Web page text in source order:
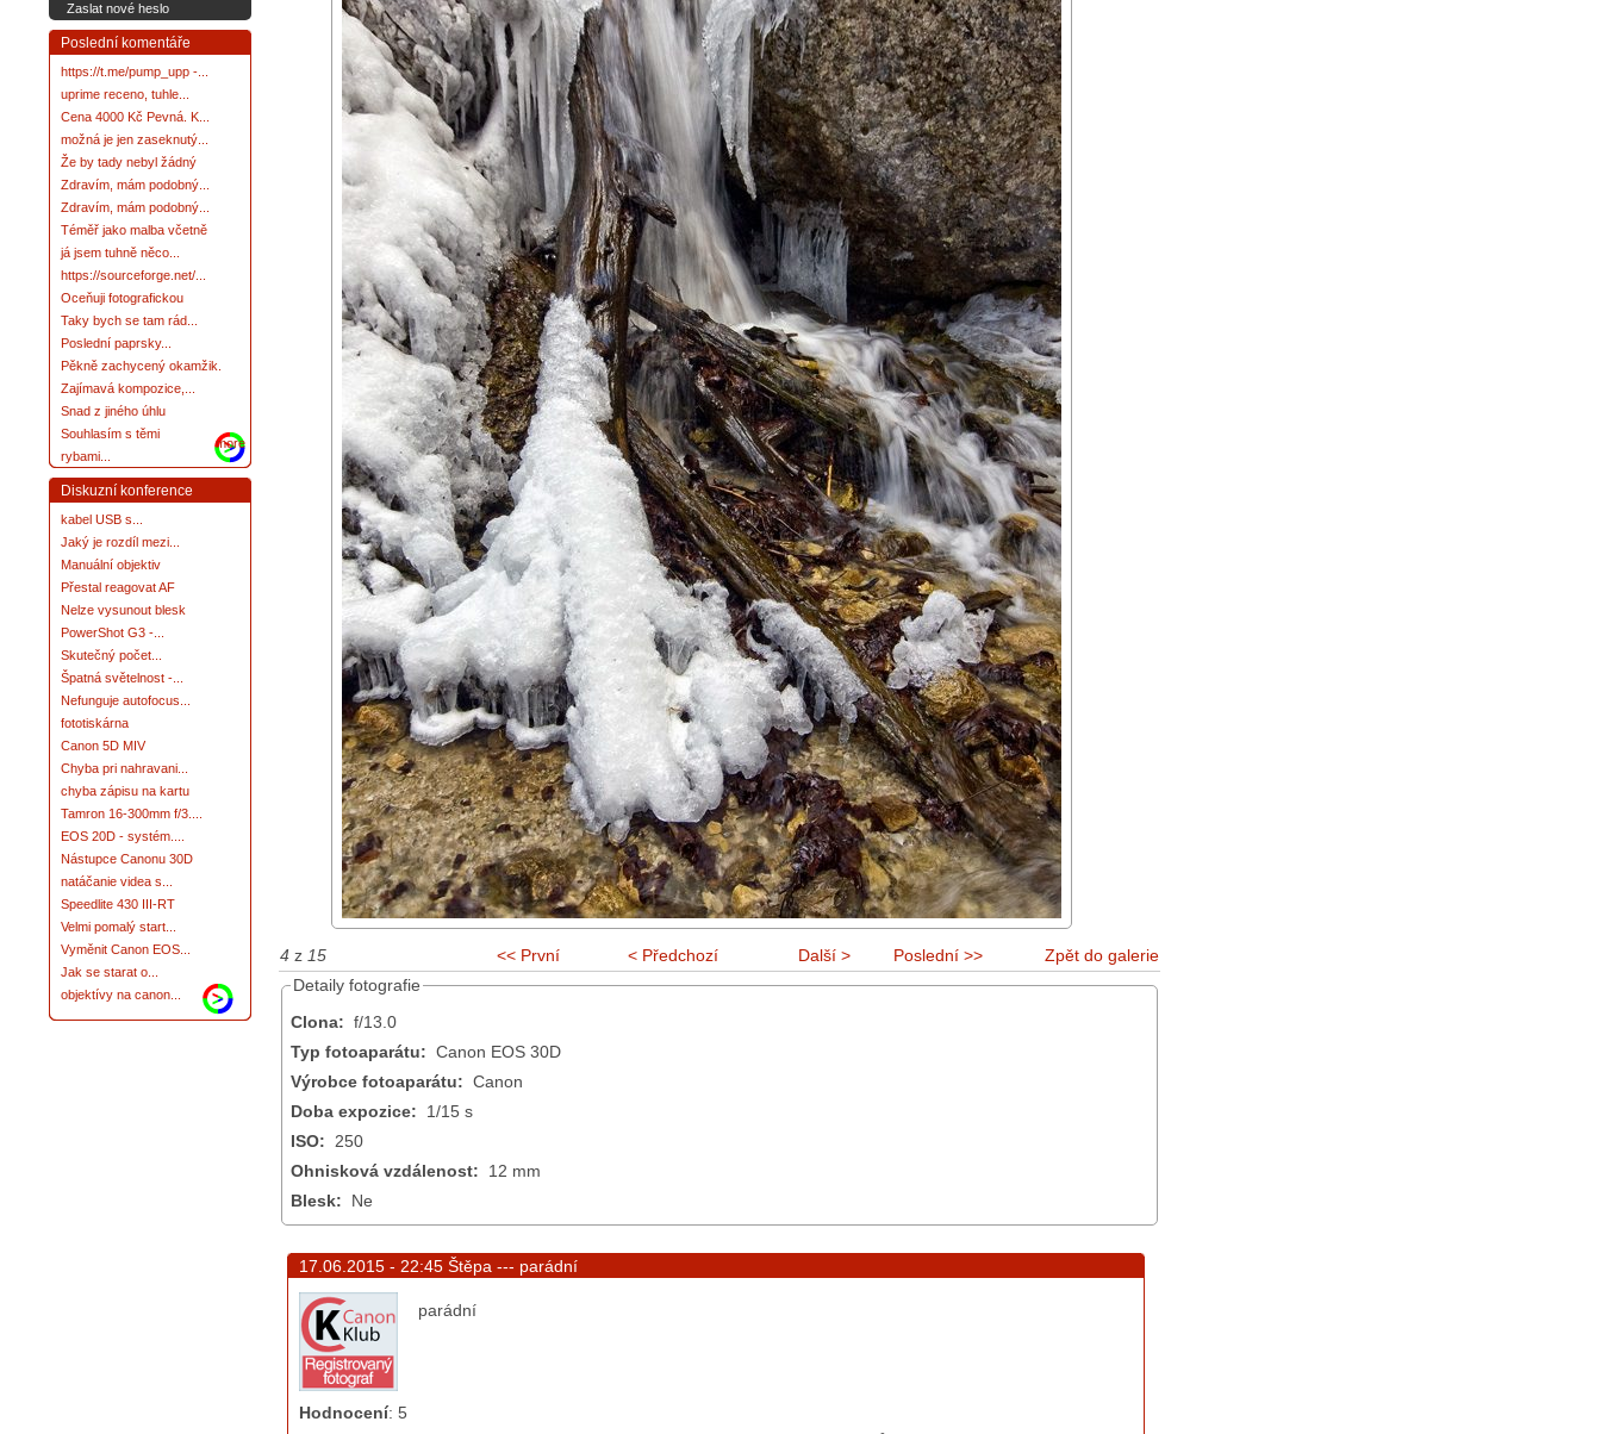
Zaslat nové heslo
Poslední komentáře
https://t.me/pump_upp -...
uprime receno, tuhle...
Cena 4000 Kč Pevná. K...
možná je jen zaseknutý...
Že by tady nebyl žádný
Zdravím, mám podobný...
Zdravím, mám podobný...
Téměř jako malba včetně
já jsem tuhně něco...
https://sourceforge.net/...
Oceňuji fotografickou
Taky bych se tam rád...
Poslední paprsky...
Pěkně zachycený okamžik.
Zajímavá kompozice,...
Snad z jiného úhlu
Souhlasím s těmi
rybami...
more
Diskuzní konference
kabel USB s...
Jaký je rozdíl mezi...
Manuální objektiv
Přestal reagovat AF
Nelze vysunout blesk
PowerShot G3 -...
Skutečný počet...
Špatná světelnost -...
Nefunguje autofocus...
fototiskárna
Canon 5D MIV
Chyba pri nahravani...
chyba zápisu na kartu
Tamron 16-300mm f/3....
EOS 20D - systém....
Nástupce Canonu 30D
natáčanie videa s...
Speedlite 430 III-RT
Velmi pomalý start...
Vyměnit Canon EOS...
Jak se starat o...
objektívy na canon...
4 z 15 << První < Předchozí Další > Poslední >>
Zpět do galerie
Detaily fotografie
Clona: f/13.0
Typ fotoaparátu: Canon EOS 30D
Výrobce fotoaparátu: Canon
Doba expozice:
1/15 s
ISO:
250
Ohnisková vzdálenost:
12 mm
Blesk:
Ne
17.06.2015 - 22:45 Štěpa --- parádní
Hodnocení: 5
parádní